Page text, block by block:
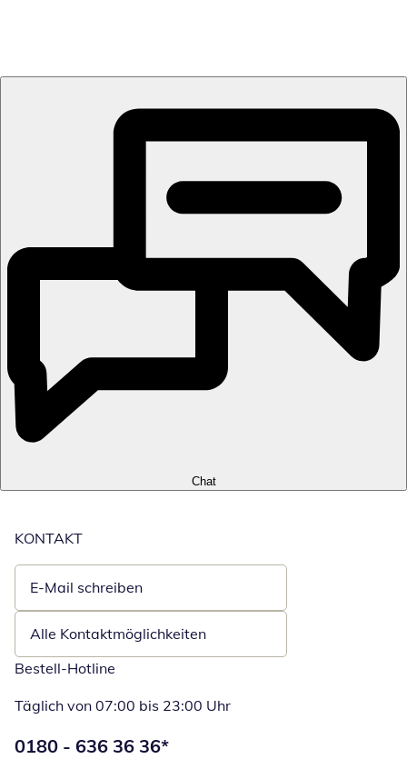
Chat
KONTAKT
E-Mail schreiben
Öffnet E-Mail-Client
Alle Kontaktmöglichkeiten
Bestell-Hotline
Täglich von 07:00 bis 23:00 Uhr
Telefonnummer:
0180 - 636 36 36*